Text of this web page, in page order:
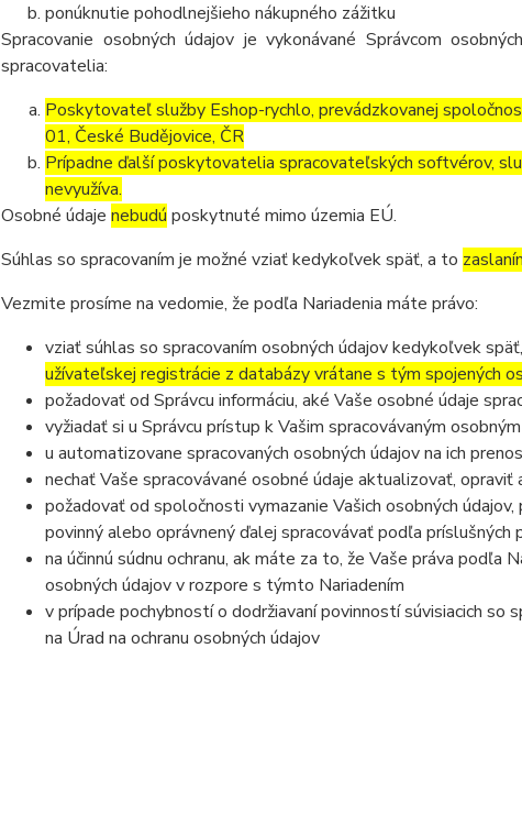
ponúknutie pohodlnejšieho nákupného zážitku
Spracovanie osobných údajov je vykonávané Správcom
spracovatelia:
Poskytovateľ služby Eshop-rychlo, prevádzkovanej
01, České Budějovice, ČR
Prípadne ďalší poskytovatelia spracovateľských softvérov,
nevyužíva.
Osobné údaje nebudú poskytnuté mimo územia EÚ.
Súhlas so spracovaním je možné vziať kedykoľvek späť, a to
Vezmite prosíme na vedomie, že podľa Nariadenia máte právo:
vziať súhlas so spracovaním osobných údajov kedykoľvek
užívateľskej registrácie z databázy vrátane s tým spojených
požadovať od Správcu informáciu, aké Vaše osobné údaje
vyžiadať si u Správcu prístup k Vašim spracovávaným
u automatizovane spracovaných osobných údajov na ich
nechať Vaše spracovávané osobné údaje aktualizovať,
požadovať od spoločnosti vymazanie Vašich osobných
povinný alebo oprávnený ďalej spracovávať podľa príslušných
na účinnú súdnu ochranu, ak máte za to, že Vaše práva podľa
osobných údajov v rozpore s týmto Nariadením
v prípade pochybností o dodržiavaní povinností súvisiacich so
na Úrad na ochranu osobných údajov